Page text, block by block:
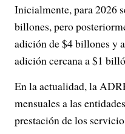
Inicialmente, para 2026
billones, pero
adición de $4 billones y
adición cercana a $1
En la actualidad, la
mensuales a las
prestación de los